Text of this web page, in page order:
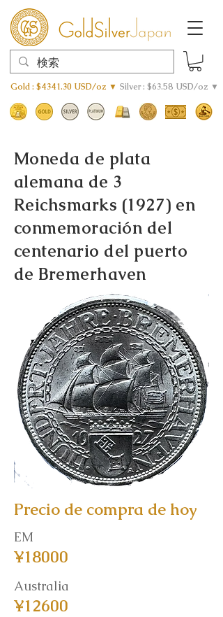
Gold : $4341.30 USD/oz ▼ Silver : $63.58 USD/oz ▼
Moneda de plata
alemana de 3
Reichsmarks (1927) en
conmemoración del
centenario del puerto
de Bremerhaven
Precio de compra de hoy
EM
¥18000
Australia
¥12600